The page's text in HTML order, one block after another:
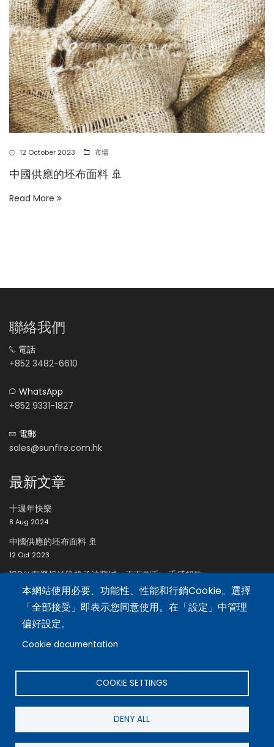
12 October 2023 市場
中國供應的坯布面料 🚢
Read More
本網站使用必要、功能性、性能和行銷Cookie。選擇
「全部接受」即表示您同意使用。在「設定」中管理
偏好設定。
Cookie documentation
COOKIE SETTINGS
DENY ALL
聯絡我們
電話
+852 3482-6610
WhatsApp
+852 9331-1827
電郵
sales@sunfire.com.hk
最新文章
十週年快樂
8 Aug 2024
中國供應的坯布面料 🚢
12 Oct 2023
100％有機棉紗染格子法蘭絨，兩面刷毛，手感超軟
24 Oct 2023
招聘區
招聘
English